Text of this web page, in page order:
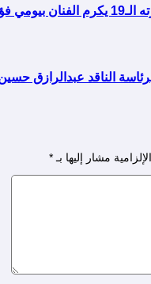
فؤاد
الناقد عبدالرازق
مشار إليها بـ *